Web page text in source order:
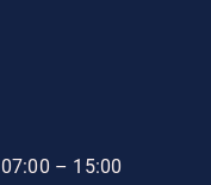
– 15:00